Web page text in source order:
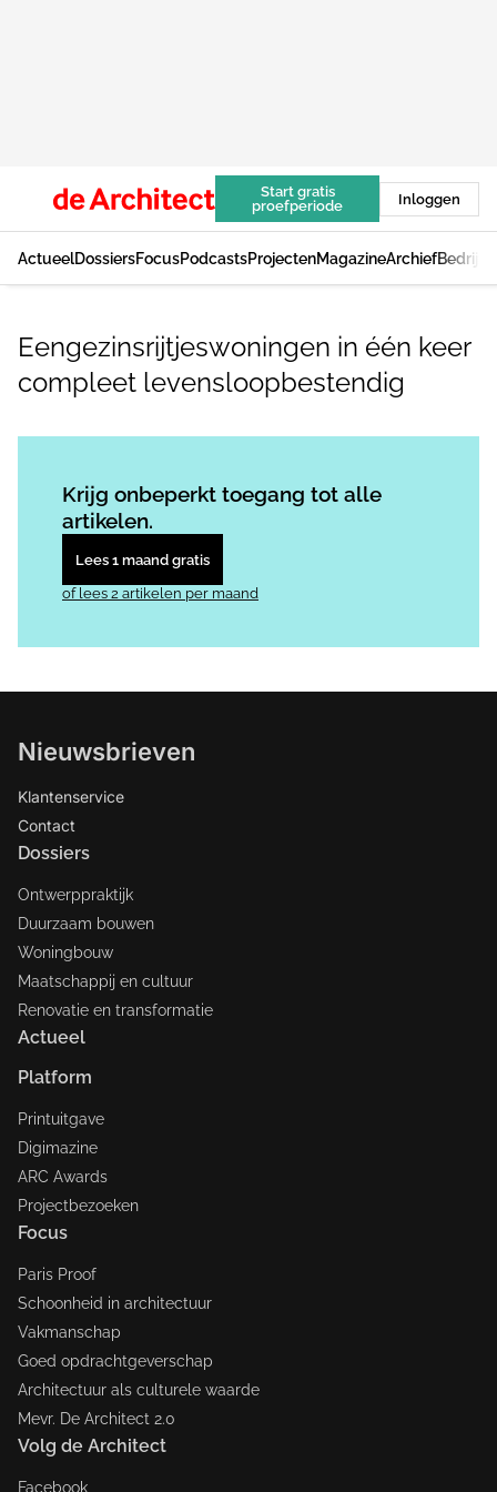
Start gratis
proefperiode
Inloggen
ActueelDossiersFocusPodcastsProjectenMagazineArchief
Eengezinsrijtjeswoningen in één keer
compleet levensloopbestendig
Krijg onbeperkt toegang tot alle
artikelen.
Lees 1 maand gratis
of lees 2 artikelen per maand
Nieuwsbrieven
Klantenservice
Contact
Dossiers
Ontwerppraktijk
Duurzaam bouwen
Woningbouw
Maatschappij en cultuur
Renovatie en transformatie
Actueel
Platform
Printuitgave
Digimazine
ARC Awards
Projectbezoeken
Focus
Paris Proof
Schoonheid in architectuur
Vakmanschap
Goed opdrachtgeverschap
Architectuur als culturele waarde
Mevr. De Architect 2.0
Volg de Architect
Facebook